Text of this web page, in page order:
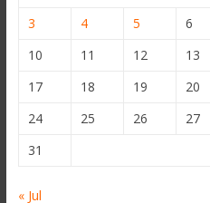
3
4 5 6
10
11 12 13
17
18 19 20
24
25 26 27
31
« Jul